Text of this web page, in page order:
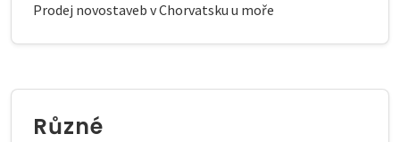
Prodej novostaveb v Chorvatsku u moře
Různé